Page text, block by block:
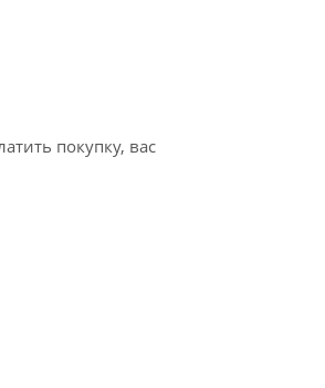
покупку, вас